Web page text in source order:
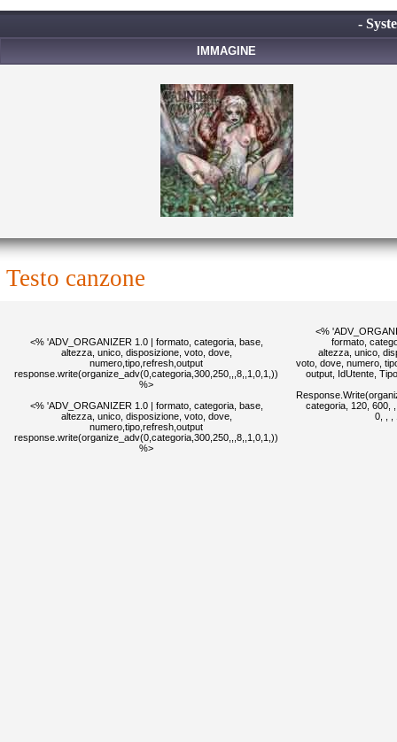
-
IMMAGINE
testo canzone
<% 'ADV_ORGANIZER 1.0 | formato, categoria, base,
altezza, unico, disposizione, voto, dove,
numero,tipo,refresh,output
response.write(organize_adv(0,categoria,300,250,,,8,,1,0,1,))
%>
<% 'ADV_ORGANIZER 1.0 | formato, categoria, base,
altezza, unico, disposizione, voto, dove,
numero,tipo,refresh,output
response.write(organize_adv(0,categoria,300,250,,,8,,1,0,1,))
%>
<%
formato,
altezza, unico,
voto, dove, numero,
output, IdUtente,
categoria, 120, 600,
0, , ,